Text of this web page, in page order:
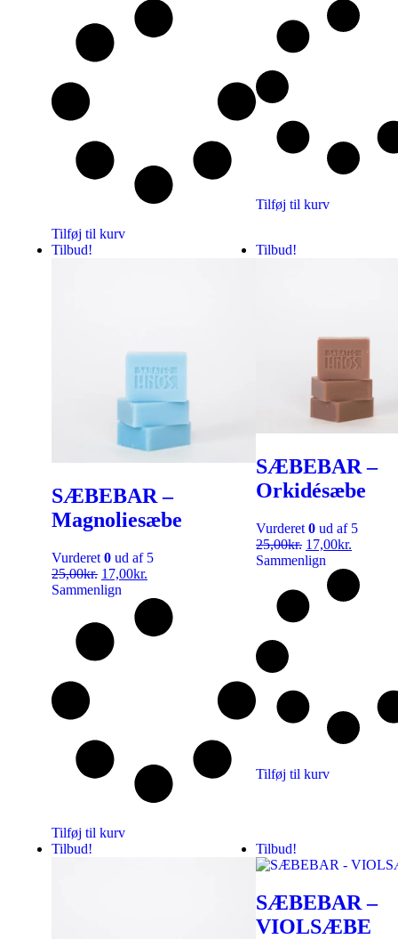
Tilføj til kurv
Tilføj til kurv
Tilbud!
SÆBEBAR –
Magnoliesæbe
Vurderet 0 ud af 5
25,00kr. 17,00kr.
Sammenlign
Tilføj til kurv
Tilbud!
SÆBEBAR –
Orkidésæbe
Vurderet 0 ud af 5
25,00kr. 17,00kr.
Sammenlign
Tilføj til kurv
Tilbud! Tilbud!
SÆBEBAR –
VIOLSÆBE